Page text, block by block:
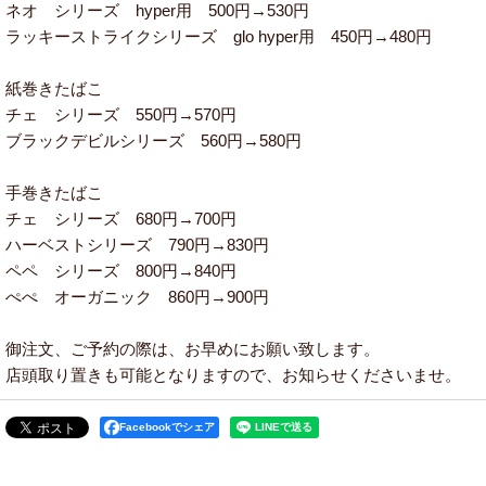
ネオ シリーズ hyper用 500円→530円
ラッキーストライクシリーズ glo hyper用 450円→480円
紙巻きたばこ
チェ シリーズ 550円→570円
ブラックデビルシリーズ 560円→580円
手巻きたばこ
チェ シリーズ 680円→700円
ハーベストシリーズ 790円→830円
ペペ シリーズ 800円→840円
ぺぺ オーガニック 860円→900円
御注文、ご予約の際は、お早めにお願い致します。
店頭取り置きも可能となりますので、お知らせくださいませ。
Facebookでシェア